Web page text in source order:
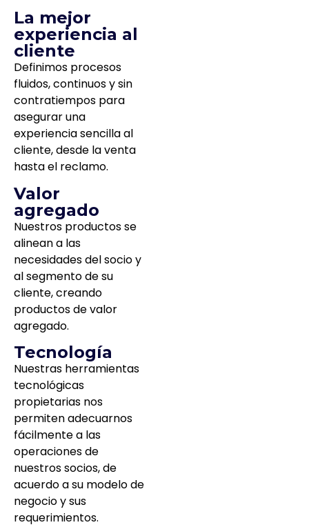
La mejor
experiencia al
cliente
Definimos procesos
fluidos, continuos y sin
contratiempos para
asegurar una
experiencia sencilla al
cliente, desde la venta
hasta el reclamo.
Valor
agregado
Nuestros productos se
alinean a las
necesidades del socio y
al segmento de su
cliente, creando
productos de valor
agregado.
Tecnología
Nuestras herramientas
tecnológicas
propietarias nos
permiten adecuarnos
fácilmente a las
operaciones de
nuestros socios, de
acuerdo a su modelo de
negocio y sus
requerimientos.